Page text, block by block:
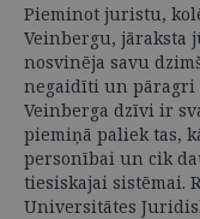
Pieminot juristu,
Veinbergu, jāraksta
nosvinēja savu
negaidīti un pāragri
Veinberga dzīvi ir
piemiņā paliek tas,
personībai un cik
tiesiskajai sistēmai.
Universitātes